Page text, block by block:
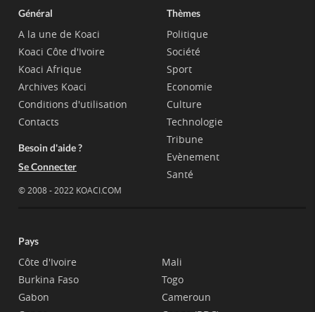
Général
A la une de Koaci
Koaci Côte d'Ivoire
Koaci Afrique
Archives Koaci
Conditions d'utilisation
Contacts
Besoin d'aide ?
Se Connecter
© 2008 - 2022 KOACI.COM
Thèmes
Politique
Société
Sport
Economie
Culture
Technologie
Tribune
Evènement
Santé
Pays
Côte d'Ivoire
Burkina Faso
Gabon
Mali
Togo
Cameroun